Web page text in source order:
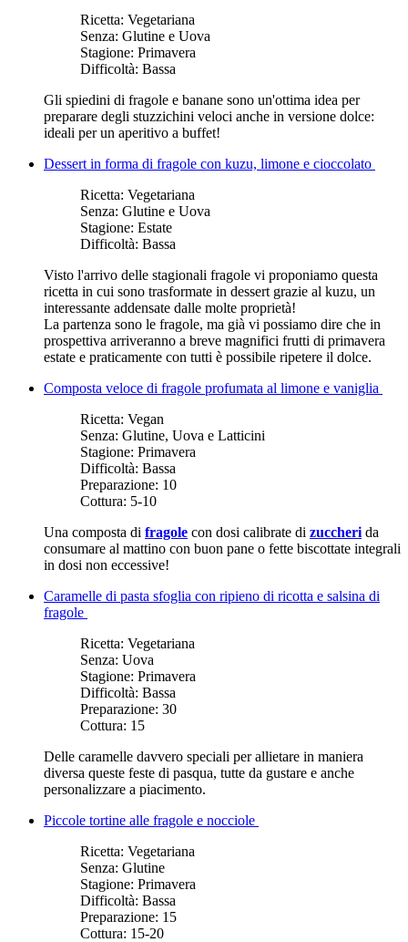
Ricetta: Vegetariana
Senza: Glutine e Uova
Stagione: Primavera
Difficoltà: Bassa
Gli spiedini di fragole e banane sono un'ottima idea per
preparare degli stuzzichini veloci anche in versione dolce:
ideali per un aperitivo a buffet!
Dessert in forma di fragole con kuzu, limone e cioccolato
Ricetta: Vegetariana
Senza: Glutine e Uova
Stagione: Estate
Difficoltà: Bassa
Visto l'arrivo delle stagionali fragole vi proponiamo questa
ricetta in cui sono trasformate in dessert grazie al kuzu, un
interessante addensate dalle molte proprietà!
La partenza sono le fragole, ma già vi possiamo dire che in
prospettiva arriveranno a breve magnifici frutti di primavera
estate e praticamente con tutti è possibile ripetere il dolce.
Composta veloce di fragole profumata al limone e vaniglia
Ricetta: Vegan
Senza: Glutine, Uova e Latticini
Stagione: Primavera
Difficoltà: Bassa
Preparazione: 10
Cottura: 5-10
Una composta di fragole con dosi calibrate di zuccheri da
consumare al mattino con buon pane o fette biscottate integrali
in dosi non eccessive!
Caramelle di pasta sfoglia con ripieno di ricotta e salsina di
fragole
Ricetta: Vegetariana
Senza: Uova
Stagione: Primavera
Difficoltà: Bassa
Preparazione: 30
Cottura: 15
Delle caramelle davvero speciali per allietare in maniera
diversa queste feste di pasqua, tutte da gustare e anche
personalizzare a piacimento.
Piccole tortine alle fragole e nocciole
Ricetta: Vegetariana
Senza: Glutine
Stagione: Primavera
Difficoltà: Bassa
Preparazione: 15
Cottura: 15-20